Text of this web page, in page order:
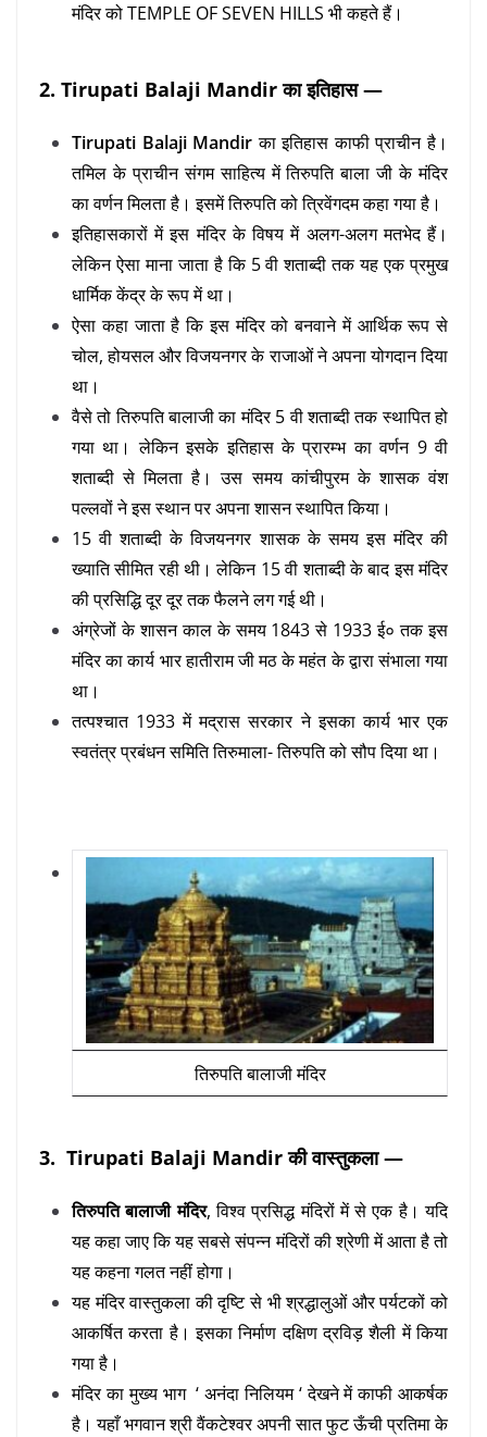
मंदिर को TEMPLE OF SEVEN HILLS भी कहते हैं।
2. Tirupati Balaji Mandir का इतिहास —
Tirupati Balaji Mandirका इतिहास काफी प्राचीन है।
तमिल के प्राचीन संगम साहित्य में तिरुपति बाला जी के मंदिर
का वर्णन मिलता है। इसमें तिरुपति को त्रिवेंगदम कहा गया है।
इतिहासकारों में इस मंदिर के विषय में अलग-अलग मतभेद हैं।
लेकिन ऐसा माना जाता है कि 5 वी शताब्दी तक यह एक प्रमुख
धार्मिक केंद्र के रूप में था।
ऐसा कहा जाता है कि इस मंदिर को बनवाने में आर्थिक रूप से
चोल, होयसल और विजयनगर के राजाओं ने अपना योगदान दिया
था।
वैसे तो तिरुपति बालाजी का मंदिर 5 वी शताब्दी तक स्थापित हो
गया था। लेकिन इसके इतिहास के प्रारम्भ का वर्णन 9 वी
शताब्दी से मिलता है। उस समय कांचीपुरम के शासक वंश
पल्लवों ने इस स्थान पर अपना शासन स्थापित किया।
15 वी शताब्दी के विजयनगर शासक के समय इस मंदिर की
ख्याति सीमित रही थी। लेकिन 15 वी शताब्दी के बाद इस मंदिर
की प्रसिद्धि दूर दूर तक फैलने लग गई थी।
अंग्रेजों के शासन काल के समय 1843 से 1933 ई० तक इस
मंदिर का कार्य भार हातीराम जी मठ के महंत के द्वारा संभाला गया
था।
तत्पश्चात 1933 में मद्रास सरकार ने इसका कार्य भार एक
स्वतंत्र प्रबंधन समिति तिरुमाला- तिरुपति को सौप दिया था।
तिरुपति बालाजी मंदिर
3. Tirupati Balaji Mandir की वास्तुकला —
तिरुपति बालाजी मंदिर, विश्व प्रसिद्ध मंदिरों में से एक है। यदि
यह कहा जाए कि यह सबसे संपन्न मंदिरों की श्रेणी में आता है तो
यह कहना गलत नहीं होगा।
यह मंदिर वास्तुकला की दृष्टि से भी श्रद्धालुओं और पर्यटकों को
आकर्षित करता है। इसका निर्माण दक्षिण द्रविड़ शैली में किया
गया है।
मंदिर का मुख्य भाग ‘ अनंदा निलियम ‘ देखने में काफी आकर्षक
है। यहाँ भगवान श्री वैंकटेश्वर अपनी सात फुट ऊँची प्रतिमा के